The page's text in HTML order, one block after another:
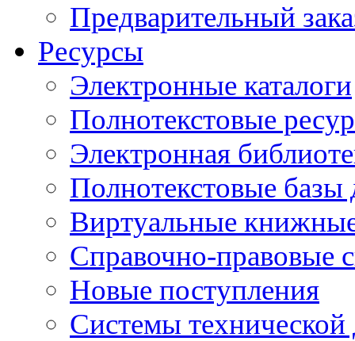
Предварительный
Ресурсы
Электронные каталоги
Полнотекстовые
Электронная
Полнотекстовые
Виртуальные
Справочно-правовые
Новые поступления
Cистемы